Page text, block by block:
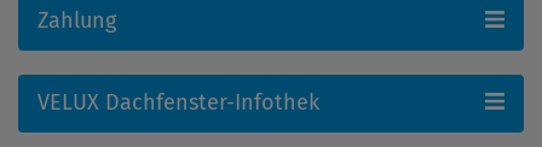
Zahlung
VELUX Dachfenster-Infothek